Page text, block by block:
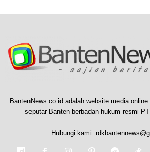
BantenNews.co.id adalah website media
seputar Banten berbadan hukum resmi
Hubungi kami: